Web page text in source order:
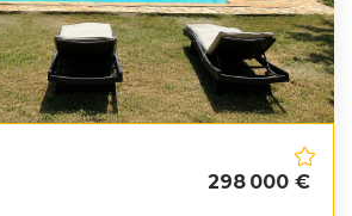
compte
298 000 €